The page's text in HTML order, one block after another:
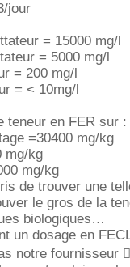
jour
= 15000 mg/l
= 5000 mg/l
= 200 mg/l
= < 10mg/l
teneur en FER sur :
=30400 mg/kg
mg/kg
mg/kg
de trouver une
le gros de la
biologiques
un dosage en
notre fournisseur